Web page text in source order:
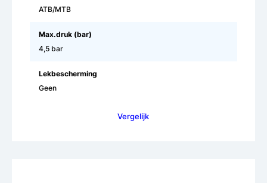
ATB/MTB
Max.druk (bar)
4,5 bar
Lekbescherming
Geen
Vergelijk